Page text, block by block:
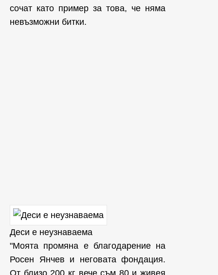
сочат като пример за това, че няма
невъзможни битки.
Деси е неузнаваема
"Моята промяна е благодарение на
Росен Янчев и неговата фондация.
От близо 200 кг вече съм 80 и живея